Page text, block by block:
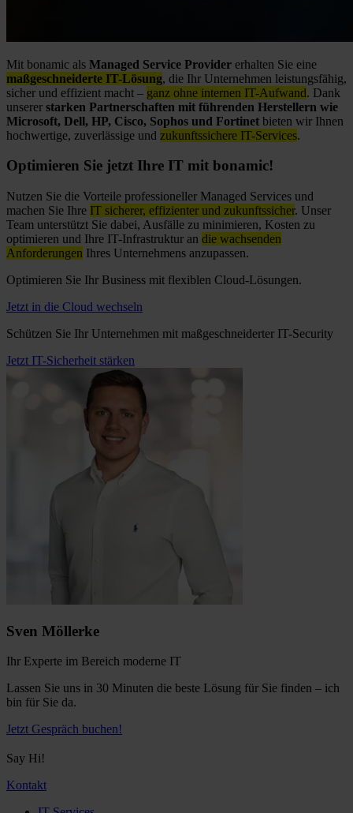
Mit bonamic als Managed Service Provider erhalten Sie eine
maßgeschneiderte IT-Lösung, die Ihr Unternehmen leistungsfähig,
sicher und effizient macht – ganz ohne internen IT-Aufwand. Dank
unserer starken Partnerschaften mit führenden Herstellern wie
Microsoft, Dell, HP, Cisco, Sophos und Fortinet bieten wir Ihnen
hochwertige, zuverlässige und zukunftssichere IT-Services.
Optimieren Sie jetzt Ihre IT mit bonamic!
Nutzen Sie die Vorteile professioneller Managed Services und
machen Sie Ihre IT sicherer, effizienter und zukunftssicher. Unser
Team unterstützt Sie dabei, Ausfälle zu minimieren, Kosten zu
optimieren und Ihre IT-Infrastruktur an die wachsenden
Anforderungen Ihres Unternehmens anzupassen.
Optimieren Sie Ihr Business mit flexiblen Cloud-Lösungen.
Jetzt in die Cloud wechseln
Schützen Sie Ihr Unternehmen mit maßgeschneiderter IT-Security
Jetzt IT-Sicherheit stärken
Sven Möllerke
Ihr Experte im Bereich moderne IT
Lassen Sie uns in 30 Minuten die beste Lösung für Sie finden – ich
bin für Sie da.
Jetzt Gespräch buchen!
Say Hi!
Kontakt